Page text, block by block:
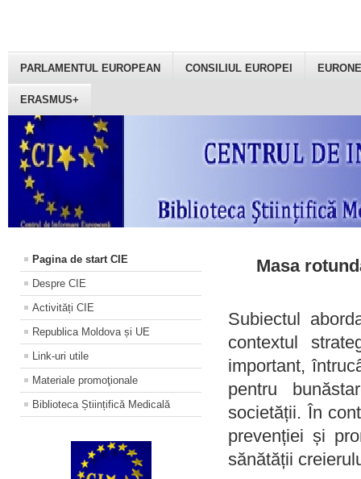
PARLAMENTUL EUROPEAN CONSILIUL EUROPEI
ERASMUS+
Pagina de start CIE
Despre CIE
Activități CIE
Republica Moldova și UE
Link-uri utile
Materiale promoţionale
Biblioteca Științifică Medicală
Masa
Subiectul
contextul
important,
pentru
societății. În
prevenției și
sănătății